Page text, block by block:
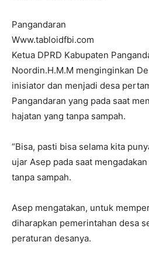
Pangandaran
Www.tabloidfbi.com
Ketua DPRD Kabupaten
Noordin.H.M.M menginginkan
inisiator dan menjadi desa
Pangandaran yang pada saat
hajatan yang tanpa sampah.
“Bisa, pasti bisa selama kita
ujar Asep pada saat
tanpa sampah.
Asep mengatakan, untuk
diharapkan pemerintahan desa
peraturan desanya.